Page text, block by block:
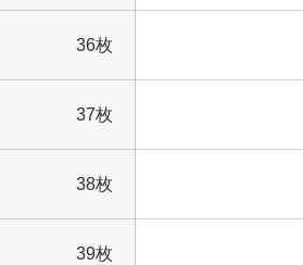
36枚
37枚
38枚
39枚